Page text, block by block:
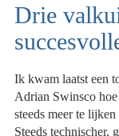
Drie
Ik kwam laatst een
Adrian Swinsco
steeds meer te
Steeds technischer,